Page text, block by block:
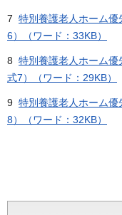
7 特別養護老人ホーム
6）（ワード：33KB）
8 特別養護老人ホーム
式7）（ワード：29KB）
9 特別養護老人ホーム
8）（ワード：32KB）